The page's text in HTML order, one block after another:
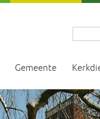
Gemeente